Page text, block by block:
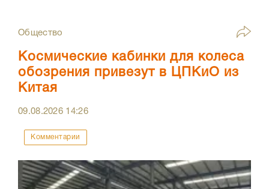
Общество
Космические кабинки для колеса
обозрения привезут в ЦПКиО из
Китая
09.08.2026 14:26
Комментарии